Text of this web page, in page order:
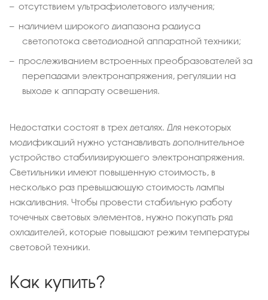
отсутствием ультрафиолетового излучения;
наличием широкого диапазона радиуса
светопотока светодиодной аппаратной техники;
прослеживанием встроенных преобразователей за
перепадами электронапряжения, регуляции на
выходе к аппарату освещения.
Недостатки состоят в трех деталях. Для некоторых
модификаций нужно устанавливать дополнительное
устройство стабилизирующего электронапряжения.
Светильники имеют повышенную стоимость, в
несколько раз превышающую стоимость лампы
накаливания. Чтобы провести стабильную работу
точечных световых элементов, нужно покупать ряд
охладителей, которые повышают режим температуры
световой техники.
Как купить?